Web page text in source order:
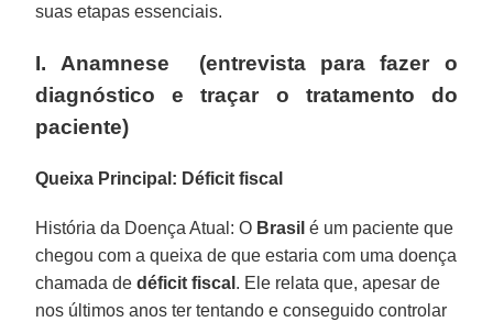
suas etapas essenciais.
I. Anamnese (entrevista para fazer o
diagnóstico e traçar o tratamento do
paciente)
Queixa Principal: Déficit fiscal
História da Doença Atual: O Brasil é um paciente que
chegou com a queixa de que estaria com uma doença
chamada dedéficit fiscal . Ele relata que, apesar de
nos últimos anos ter tentando e conseguido controlar